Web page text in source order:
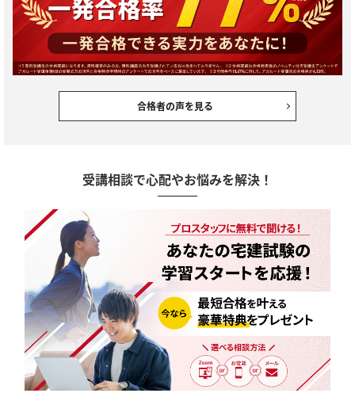
合格者の声を見る
受講相談で心配やお悩みを解決！